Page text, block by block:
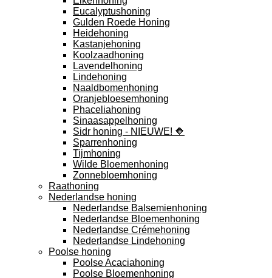
Eucalyptushoning
Gulden Roede Honing
Heidehoning
Kastanjehoning
Koolzaadhoning
Lavendelhoning
Lindehoning
Naaldbomenhoning
Oranjebloesemhoning
Phaceliahoning
Sinaasappelhoning
Sidr honing - NIEUWE! 🔶
Sparrenhoning
Tijmhoning
Wilde Bloemenhoning
Zonnebloemhoning
Raathoning
Nederlandse honing
Nederlandse Balsemienhoning
Nederlandse Bloemenhoning
Nederlandse Crémehoning
Nederlandse Lindehoning
Poolse honing
Poolse Acaciahoning
Poolse Bloemenhoning